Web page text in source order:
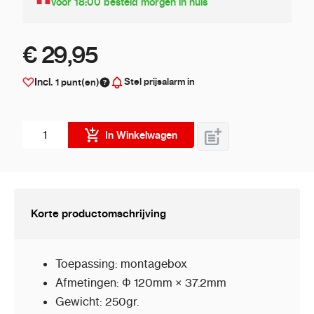
€ 29,95
Incl. 1punt(en) Stel prijsalarm in
In Winkelwagen
Korte productomschrijving
Toepassing: montagebox
Afmetingen: Φ 120mm × 37.2mm
Gewicht: 250gr.